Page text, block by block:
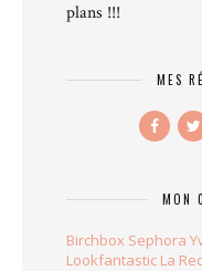
plans !!!
MES
MON
Birchbox Sephora
Lookfantastic La